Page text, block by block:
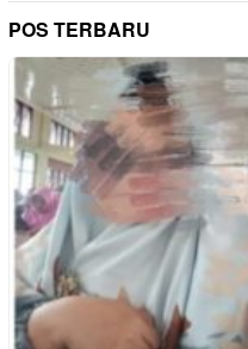
POS TERBARU